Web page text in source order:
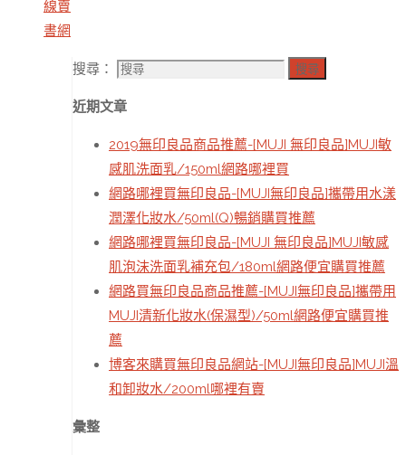
線賣
書網
搜尋： 搜尋
近期文章
2019無印良品商品推薦-[MUJI 無印良品]MUJI敏
感肌洗面乳/150ml網路哪裡買
網路哪裡買無印良品-[MUJI無印良品]攜帶用水漾
潤澤化妝水/50ml(Q)暢銷購買推薦
網路哪裡買無印良品-[MUJI 無印良品]MUJI敏感
肌泡沫洗面乳補充包/180ml網路便宜購買推薦
網路買無印良品商品推薦-[MUJI無印良品]攜帶用
MUJI清新化妝水(保濕型)/50ml網路便宜購買推
薦
博客來購買無印良品網站-[MUJI無印良品]MUJI溫
和卸妝水/200ml哪裡有賣
彙整